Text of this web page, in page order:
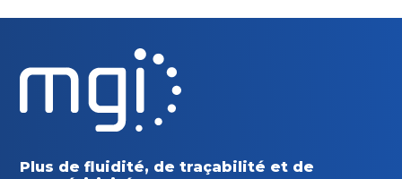
Plus de fluidité, de traçabilité et de